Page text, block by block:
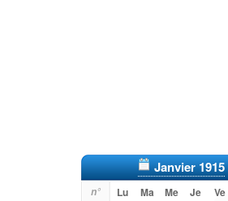
Janvier 1915
n° Lu Ma Me Je Ve